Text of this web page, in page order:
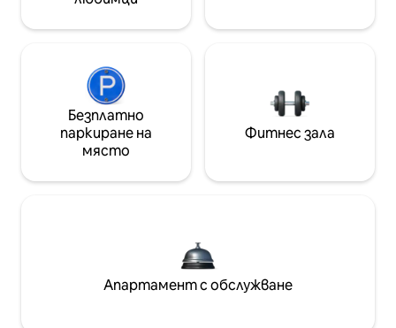
Безплатно
паркиране на
място
Фитнес зала
Апартамент с обслужване